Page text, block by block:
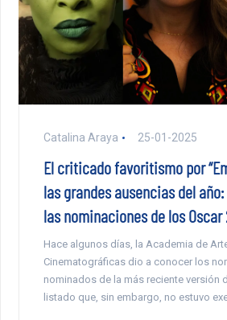
Catalina Araya 25-01-2025
El criticado favoritismo por
las grandes ausencias del
las nominaciones de los Oscar
Hace algunos días, la Academia de
Cinematográficas dio a conocer los
nominados de la más reciente versión
listado que, sin embargo, no estuvo